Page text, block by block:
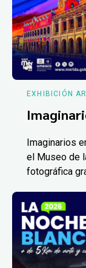
EXHIBICIÓN
Imaginarios
el Museo de
fotográfica